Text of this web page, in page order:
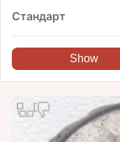
From
1979 1980
Стандарт
GOST 3473-78